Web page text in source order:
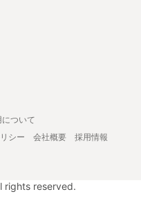
ついて
シー 会社概要
採用情報
rights reserved.